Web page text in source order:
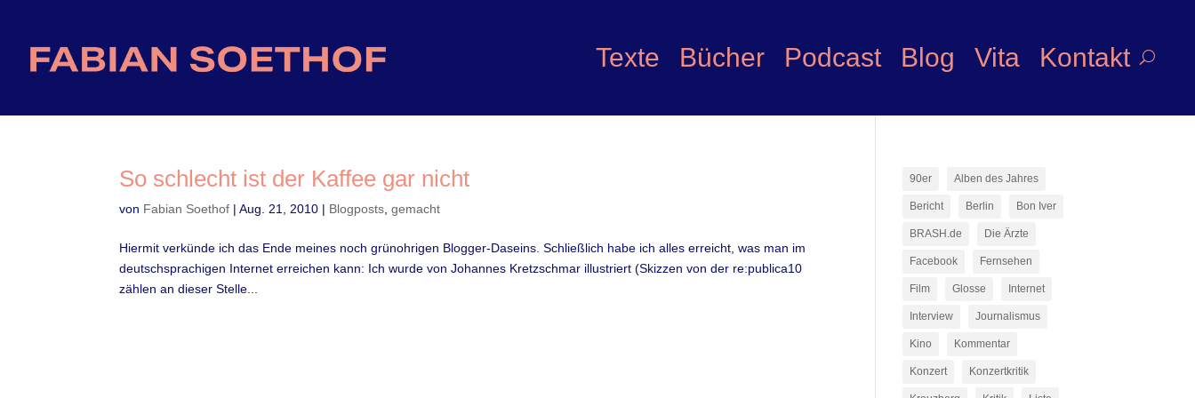
Texte Bücher Podcast Blog Vita Kontakt
So schlecht ist der Kaffee gar nicht
von Fabian Soethof |Aug. 21, 2010 | Blogposts ,gemacht
Hiermit verkünde ich das Ende meines noch grünohrigen Blogger-Daseins. Schließlich habe ich alles erreicht, was man im
deutschsprachigen Internet erreichen kann: Ich wurde von Johannes Kretzschmar illustriert (Skizzen von der re:publica10
zählen an dieser Stelle...
90er Alben des Jahres
Bericht Berlin Bon Iver
BRASH.de Die Ärzte
Facebook Fernsehen
Film Glosse Internet
Interview Journalismus
Kino Kommentar
Konzert Konzertkritik